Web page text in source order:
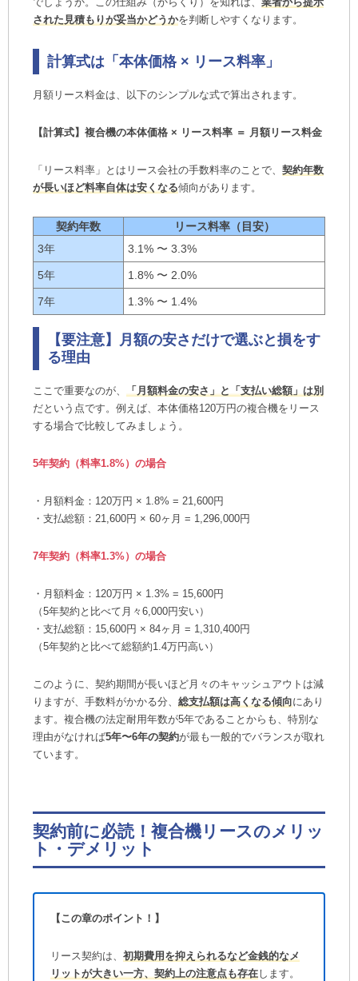
された見積もりが妥当かどうかを判断しやすくなります。
計算式は「本体価格 × リース料率」
月額リース料金は、以下のシンプルな式で算出されます。
【計算式】複合機の本体価格 × リース料率 ＝ 月額リース料金
「リース料率」とはリース会社の手数料率のことで、 契約年数
が長いほど料率自体は安くなる傾向があります。
契約年数
リース料率（目安）
3年
3.1% 〜 3.3%
5年 1.8% 〜 2.0%
7年 1.3% 〜 1.4%
【要注意】月額の安さだけで選ぶと損をす
る理由
ここで重要なのが、
「月額料金の安さ」と「支払い総額」は別
だという点です。例えば、本体価格120万円の複合機をリース
する場合で比較してみましょう。
5年契約（料率1.8%）の場合
・月額料金：120万円 × 1.8% = 21,600円
・支払総額：21,600円 × 60ヶ月 = 1,296,000円
7年契約（料率1.3%）の場合
・月額料金：120万円 × 1.3% = 15,600円
（5年契約と比べて月々6,000円安い）
・支払総額：15,600円 × 84ヶ月 = 1,310,400円
（5年契約と比べて総額約1.4万円高い）
このように、契約期間が長いほど月々のキャッシュアウトは減
りますが、手数料がかかる分、 総支払額は高くなる傾向にあり
ます。複合機の法定耐用年数が5年であることからも、特別な
理由がなければ5年〜6年の契約が最も一般的でバランスが取れ
ています。
契約前に必読！複合機リースのメリッ
ト・デメリット
【この章のポイント！】
リース契約は、 初期費用を抑えられるなど金銭的なメ
リットが大きい一方、契約上の注意点も存在します。